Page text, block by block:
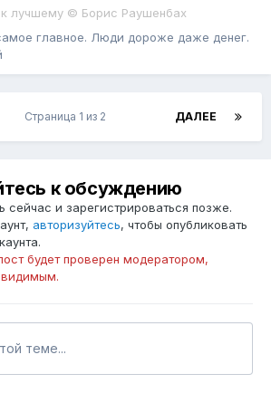
к лучшему © Борис Раушенбах
главное. Люди дороже даже денег.
ДАЛЕЕ
Страница 1 из 2
к обсуждению
сейчас и зарегистрироваться позже.
авторизуйтесь, чтобы опубликовать
будет проверен модератором,
теме...